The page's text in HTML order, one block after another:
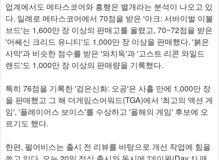
업계에서도 메타스코어와 흥행은 별개라는 분석이 나오고 있
다. 일례로 메타스코어에서 70점을 받은 '아크: 서바이벌 이볼
브드'는 1,600만 장 이상의 판매고를 올렸고, 70~72점을 받은
'어쌔신 크리드 유니티'도 1,000만 장 이상을 판매했다. '붉은
사막'과 비슷한 점수를 받은 '와치독'과 '고스트 리콘 와일드
랜드'도 1,000만 장 이상의 판매량을 기록했다.
특히 76점을 기록한 '검은신화: 오공'은 사흘 만에 1,000만 장
을 판매했고 그 해 더게임스어워드(TGA)에서 '최고의 액션 게
임', '플레이어스 보이스'를 수상하고 '올해의 게임' 후보에 오
르기도 했다.
한편, 펄어비스는 출시 전 리뷰를 바탕으로 개선 작업에 힘을